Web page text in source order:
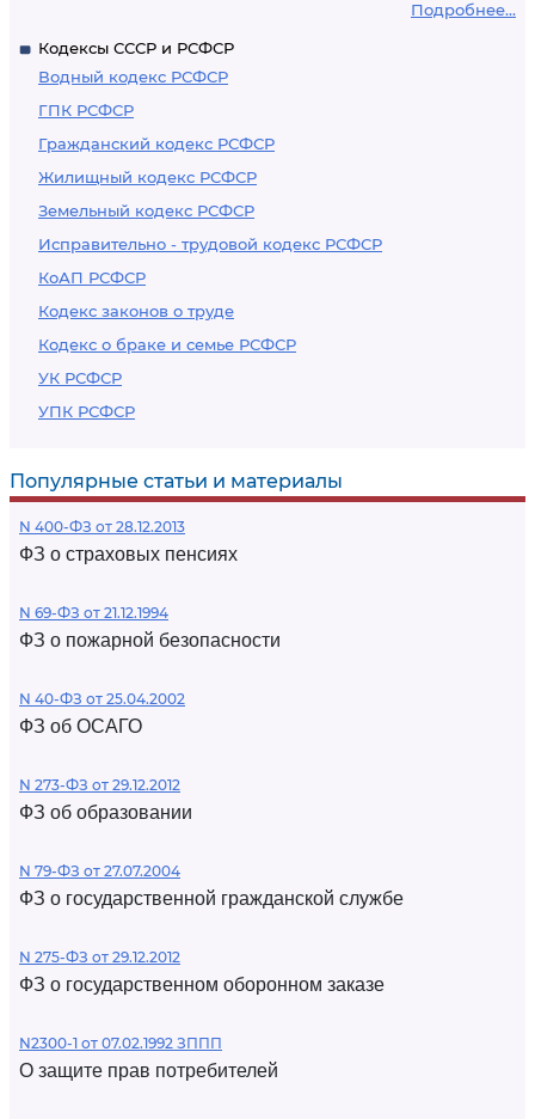
Подробнее...
Кодексы СССР и РСФСР
Водный кодекс РСФСР
ГПК РСФСР
Гражданский кодекс РСФСР
Жилищный кодекс РСФСР
Земельный кодекс РСФСР
Исправительно - трудовой кодекс РСФСР
КоАП РСФСР
Кодекс законов о труде
Кодекс о браке и семье РСФСР
УК РСФСР
УПК РСФСР
Популярные статьи и материалы
N 400-ФЗ от 28.12.2013
ФЗ о страховых пенсиях
N 69-ФЗ от 21.12.1994
ФЗ о пожарной безопасности
N 40-ФЗ от 25.04.2002
ФЗ об ОСАГО
N 273-ФЗ от 29.12.2012
ФЗ об образовании
N 79-ФЗ от 27.07.2004
ФЗ о государственной гражданской службе
N 275-ФЗ от 29.12.2012
ФЗ о государственном оборонном заказе
N2300-1 от 07.02.1992 ЗППП
О защите прав потребителей